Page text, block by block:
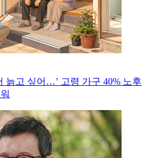
늙고 싶어…’ 고령 가구 40% 노후